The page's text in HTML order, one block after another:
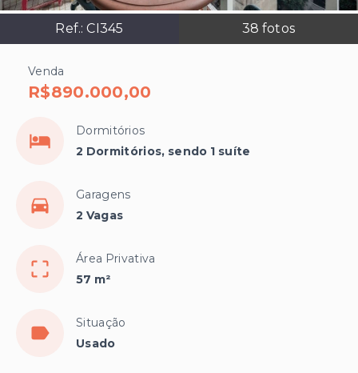
Ref.:CI345 38 fotos
Venda
R$890.000,00
Dormitórios
2 Dormitórios, sendo 1 suíte
Garagens
2 Vagas
Área Privativa
57 m²
Situação
Usado